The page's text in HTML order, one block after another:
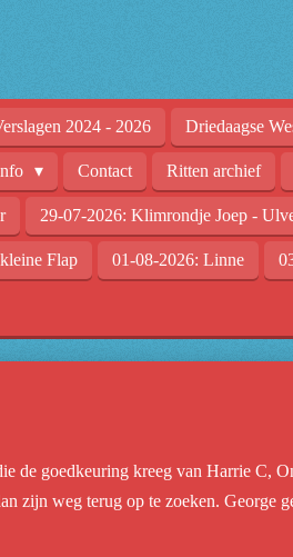
2024 - 2026 Driedaagse
Contact Ritten archief
29-07-2026: Klimrondje Joep -
Flap 01-08-2026: Linne
de goedkeuring kreeg van Harrie C,
zijn weg terug op te zoeken. George